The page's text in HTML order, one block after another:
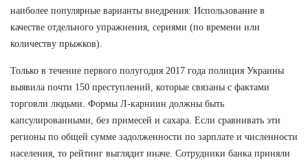
наиболее популярные варианты внедрения: Использование в
качестве отдельного упражнения, сериями (по времени или
количеству прыжков).
Только в течение первого полугодия 2017 года полиция Украины
выявила почти 150 преступлений, которые связаны с фактами
торговли людьми. Формы Л-карниин должны быть
капсулированными, без примесей и сахара. Если сравнивать эти
регионы по общей сумме задолженности по зарплате и численности
населения, то рейтинг выглядит иначе. Сотрудники банка приняли